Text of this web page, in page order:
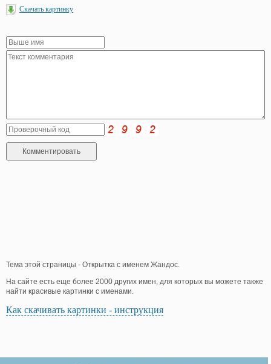
Скачать картинку
Тема этой страницы - Открытка с именем Жандос.
На сайте есть еще более 2000 других имен, для которых вы можете также
найти красивые картинки с именами.
Как скачивать картинки - инструкция